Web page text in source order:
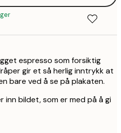
espresso som forsiktig
gir et så herlig inntrykk at
bare ved å se på plakaten.
inn bildet, som er med på å gi